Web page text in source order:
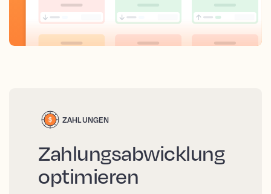
ZAHLUNGEN
Zahlungsabwicklung
optimieren